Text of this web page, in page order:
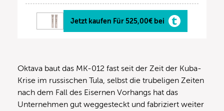
Jetzt kaufen Für 525,00€ bei
Oktava baut das MK-012 fast seit der Zeit der Kuba-
Krise im russischen Tula, selbst die trubeligen Zeiten
nach dem Fall des Eisernen Vorhangs hat das
Unternehmen gut weggesteckt und fabriziert weiter